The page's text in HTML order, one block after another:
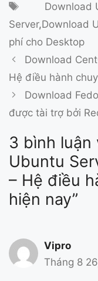
ThẻDownload
Server,Download
phí cho Desktop
Download
Hệ điều hành
Download
được tài trợ bởi
3 bình luận
Ubuntu
– Hệ điều
hiện nay”
Vipro
Tháng 8